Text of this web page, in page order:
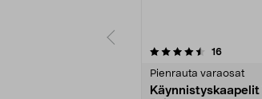
16
Pienrauta varaosat
Käynnistyskaapelit
4.5 viidestä